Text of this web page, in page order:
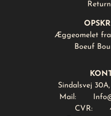
Æggeomelet
Boeuf
Sindalsvej
Mail:
CVR: